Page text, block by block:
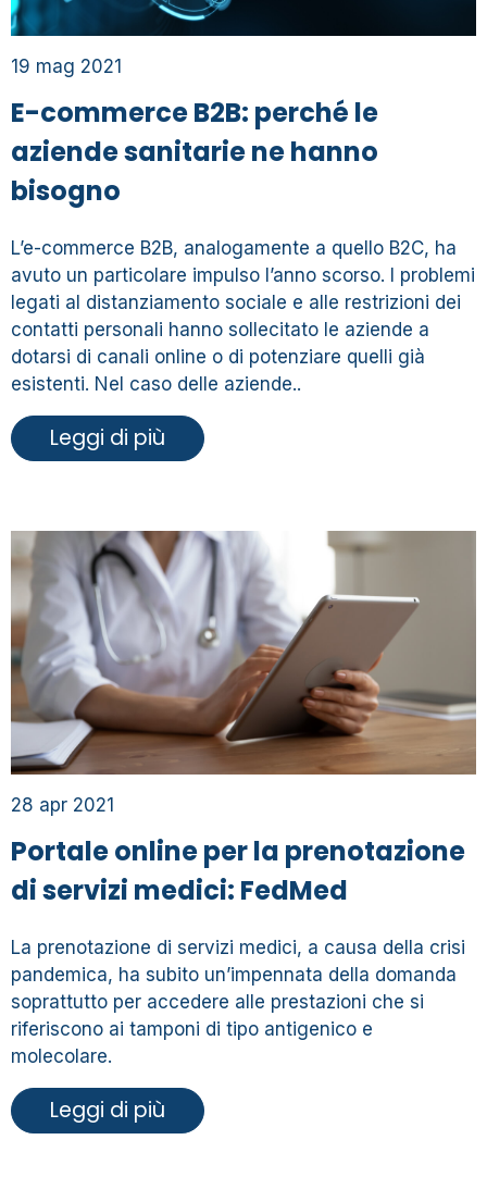
19 mag 2021
E-commerce B2B: perché le
aziende sanitarie ne hanno
bisogno
L’e-commerce B2B, analogamente a quello B2C, ha
avuto un particolare impulso l’anno scorso. I problemi
legati al distanziamento sociale e alle restrizioni dei
contatti personali hanno sollecitato le aziende a
dotarsi di canali online o di potenziare quelli già
esistenti. Nel caso delle aziende..
Leggi di più
28 apr 2021
Portale online per la prenotazione
di servizi medici: FedMed
La prenotazione di servizi medici, a causa della crisi
pandemica, ha subito un’impennata della domanda
soprattutto per accedere alle prestazioni che si
riferiscono ai tamponi di tipo antigenico e
molecolare.
Leggi di più